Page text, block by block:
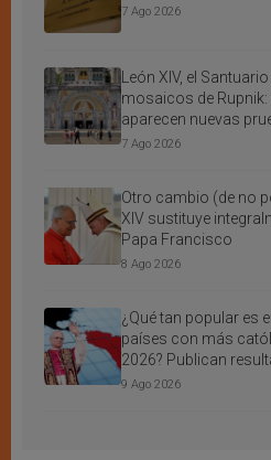
7 Ago 2026
León XIV, el
mosaicos de
aparecen nuevas
7 Ago 2026
Otro cambio (de no
XIV sustituye
Papa Francisco
8 Ago 2026
¿Qué tan popular es
países con más
2026? Publican
9 Ago 2026